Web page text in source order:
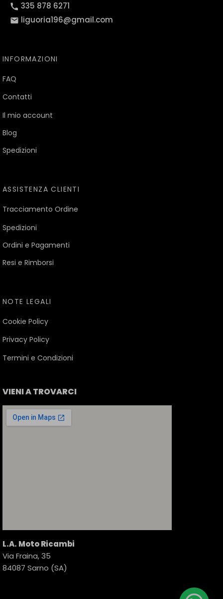
335 878 6271
liguoria196@gmail.com
INFORMAZIONI
FAQ
Contatti
Il mio account
Blog
Spedizioni
ASSISTENZA CLIENTI
Tracciamento Ordine
Spedizioni
Ordini e Pagamenti
Resi e Rimborsi
NOTE LEGALI
Cookie Policy
Privacy Policy
Termini e Condizioni
VIENI A TROVARCI
L.A. Moto Ricambi
Via Fraina, 35
84087 Sarno (SA)